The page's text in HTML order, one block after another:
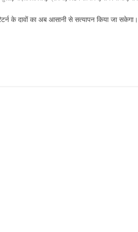
के दावों का अब आसानी से सत्यापन किया जा